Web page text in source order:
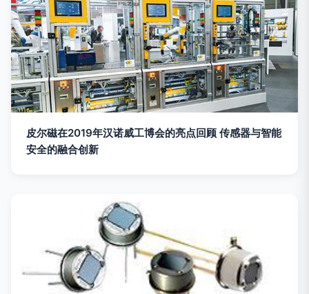
皮尔磁在2019年汉诺威工博会的亮点回顾 传感器与智能
安全的融合创新